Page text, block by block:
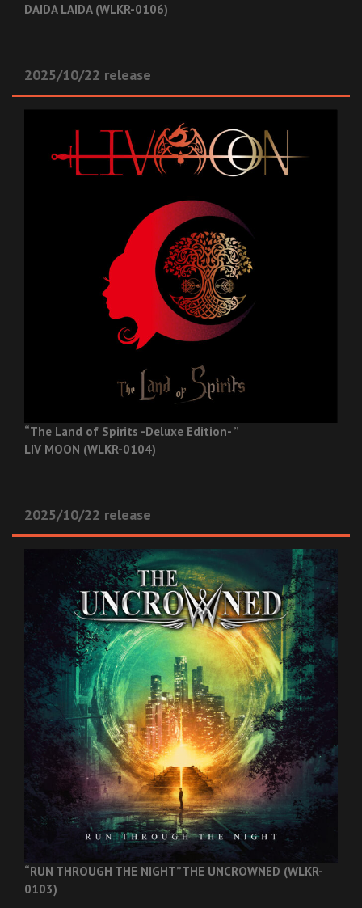
DAIDA LAIDA (WLKR-0106)
2025/10/22 release
“The Land of Spirits -Deluxe Edition- ”
LIV MOON (WLKR-0104)
2025/10/22 release
“RUN THROUGH THE NIGHT”THE UNCROWNED (WLKR-
0103)